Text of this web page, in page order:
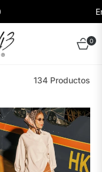
Carrito
0
134 Productos